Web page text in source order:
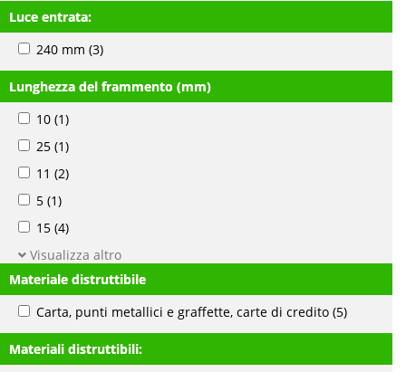
Luce entrata:
240 mm (3)
Lunghezza del frammento (mm)
10 (1)
25 (1)
11 (2)
5 (1)
15 (4)
Visualizza altro
Materiale distruttibile
Carta, punti metallici e graffette, carte di credito (5)
Materiali distruttibili: